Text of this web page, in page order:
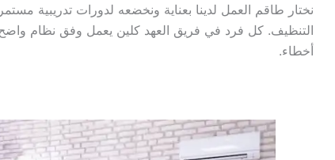
نختار طاقم العمل لدينا بعناية ونخضعه لدورات تدريبية
التنظيف. كل فرد في فريق العهد كلين يعمل وفق نظام واضح
أخطاء.